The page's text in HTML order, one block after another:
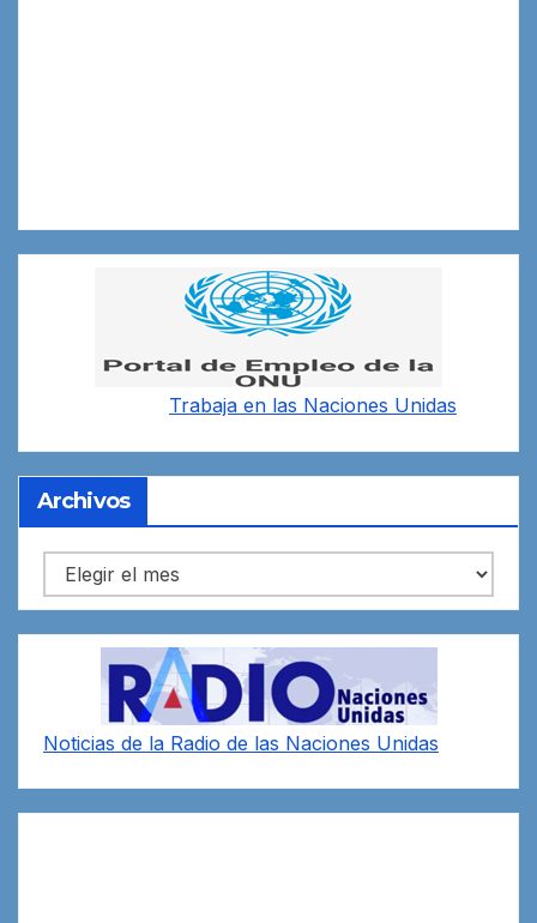
Trabaja en las Naciones Unidas
Archivos
Archivos
Noticias de la Radio de las Naciones Unidas